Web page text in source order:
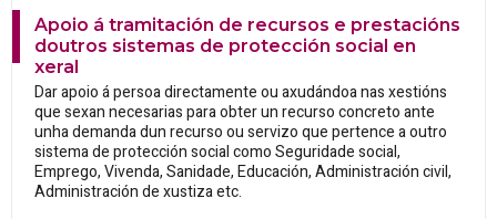
Apoio á tramitación de recursos e prestacións
doutros sistemas de protección social en
xeral
Dar apoio á persoa directamente ou axudándoa nas xestións
que sexan necesarias para obter un recurso concreto ante
unha demanda dun recurso ou servizo que pertence a outro
sistema de protección social como Seguridade social,
Emprego, Vivenda, Sanidade, Educación, Administración civil,
Administración de xustiza etc.